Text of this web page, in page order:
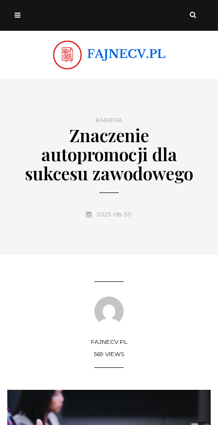
KARIERA
Znaczenie
autopromocji dla
sukcesu zawodowego
2023-08-30
FAJNECV.PL
569 VIEWS